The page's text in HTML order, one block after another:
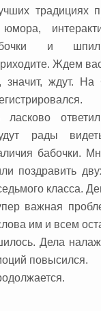
традициях
и
Ждем
значит, ждут.
ласково
рады
бабочки.
поздравить
класса.
важная
им и всем
Дела
повысился.